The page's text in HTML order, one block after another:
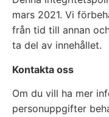
mars 2021. Vi
från tid till annan
ta del av innehållet.
Kontakta oss
Om du vill ha mer
personuppgifter